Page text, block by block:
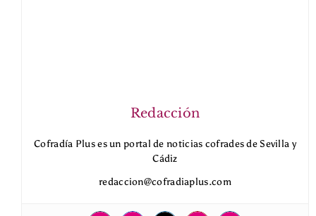
Redacción
Cofradía Plus es un portal de noticias cofrades de Sevilla y
Cádiz
redaccion@cofradiaplus.com